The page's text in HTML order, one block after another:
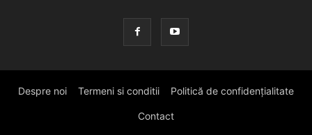
Despre noi Termeni si conditii Politică de confidențialitate
Contact